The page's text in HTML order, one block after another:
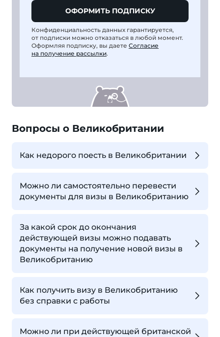
ОФОРМИТЬ ПОДПИСКУ
Конфиденциальность данных гарантируется,
от подписки можно отказаться в любой момент.
Оформляя подписку, вы даете Согласие
на получение рассылки.
Вопросы о Великобритании
Как недорого поесть в Великобритании
Можно ли самостоятельно перевести
документы для визы в Великобританию
За какой срок до окончания
действующей визы можно подавать
документы на получение новой визы в
Великобританию
Как получить визу в Великобританию
без справки с работы
Можно ли при действующей британской